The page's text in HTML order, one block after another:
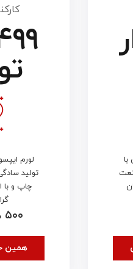
لورم
تولید
چاپ و با
۵۰۰ هزار تومان
همین